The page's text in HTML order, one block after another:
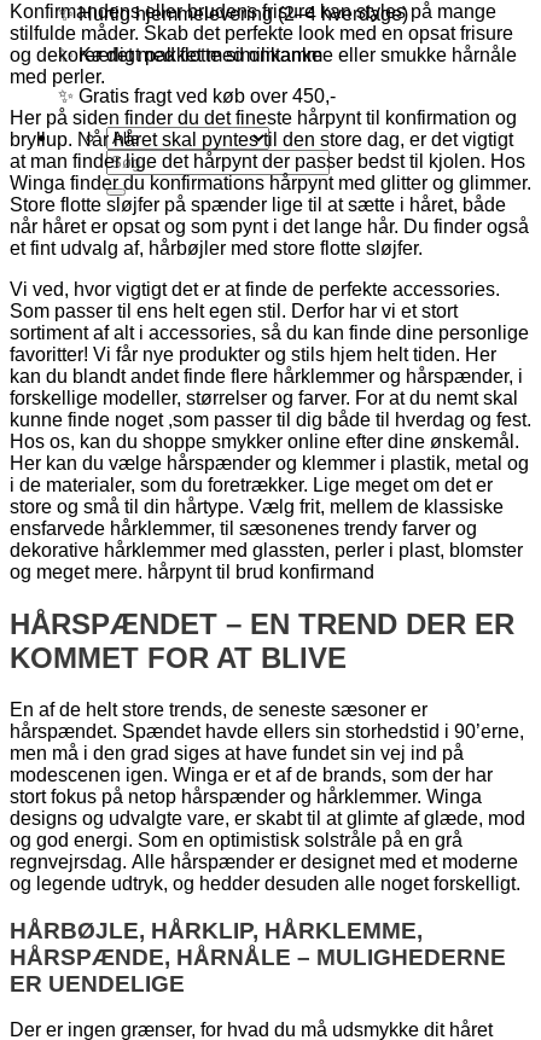
✨ Hurtig hjemmelevering (2–4 hverdage)
✨ Kærligt pakket med omtanke
✨ Gratis fragt ved køb over 450,-
Søg
efter:
Konfirmandens eller brudens frisure kan styles på mange
stilfulde måder. Skab det perfekte look med en opsat frisure
og dekorer det med flotte similikamme eller smukke hårnåle
med perler.
Her på siden finder du det fineste hårpynt til konfirmation og
bryllup. Når håret skal pyntes til den store dag, er det vigtigt
at man finder lige det hårpynt der passer bedst til kjolen. Hos
Winga finder du konfirmations hårpynt med glitter og glimmer.
Store flotte sløjfer på spænder lige til at sætte i håret, både
når håret er opsat og som pynt i det lange hår. Du finder også
et fint udvalg af, hårbøjler med store flotte sløjfer.
Vi ved, hvor vigtigt det er at finde de perfekte accessories.
Som passer til ens helt egen stil. Derfor har vi et stort
sortiment af alt i accessories, så du kan finde dine personlige
favoritter! Vi får nye produkter og stils hjem helt tiden. Her
kan du blandt andet finde flere hårklemmer og hårspænder, i
forskellige modeller, størrelser og farver. For at du nemt skal
kunne finde noget ,som passer til dig både til hverdag og fest.
Hos os, kan du shoppe smykker online efter dine ønskemål.
Her kan du vælge hårspænder og klemmer i plastik, metal og
i de materialer, som du foretrækker. Lige meget om det er
store og små til din hårtype. Vælg frit, mellem de klassiske
ensfarvede hårklemmer, til sæsonenes trendy farver og
dekorative hårklemmer med glassten, perler i plast, blomster
og meget mere. hårpynt til brud konfirmand
HÅRSPÆNDET – EN TREND DER ER
KOMMET FOR AT BLIVE
En af de helt store trends, de seneste sæsoner er
hårspændet. Spændet havde ellers sin storhedstid i 90’erne,
men må i den grad siges at have fundet sin vej ind på
modescenen igen. Winga er et af de brands, som der har
stort fokus på netop hårspænder og hårklemmer. Winga
designs og udvalgte vare, er skabt til at glimte af glæde, mod
og god energi. Som en optimistisk solstråle på en grå
regnvejrsdag. Alle hårspænder er designet med et moderne
og legende udtryk, og hedder desuden alle noget forskelligt.
HÅRBØJLE, HÅRKLIP, HÅRKLEMME,
HÅRSPÆNDE, HÅRNÅLE – MULIGHEDERNE
ER UENDELIGE
Der er ingen grænser, for hvad du må udsmykke dit håret